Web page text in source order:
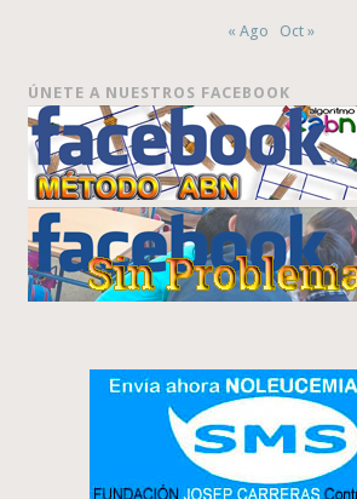
« Ago Oct »
ÚNETE A NUESTROS FACEBOOK